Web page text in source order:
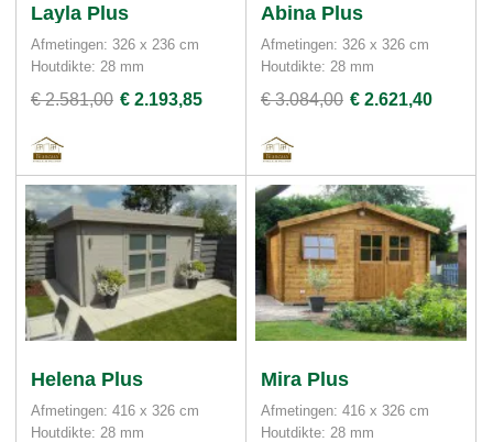
Layla Plus
Afmetingen: 326 x 236 cm
Houtdikte: 28 mm
€ 2.581,00 € 2.193,85
Abina Plus
Afmetingen: 326 x 326 cm
Houtdikte: 28 mm
€ 3.084,00 € 2.621,40
Helena Plus
Afmetingen: 416 x 326 cm
Houtdikte: 28 mm
Mira Plus
Afmetingen: 416 x 326 cm
Houtdikte: 28 mm